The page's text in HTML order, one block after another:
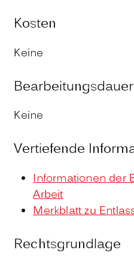
Kosten
Keine
Bearbeitungsdauer
Keine
Vertiefende
Informationen der
Arbeit
Merkblatt zu
Rechtsgrundlage